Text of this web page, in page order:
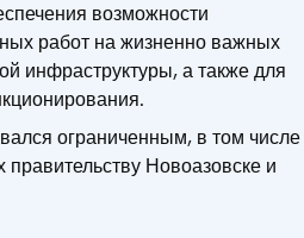
возможности
работ на жизненно важных
инфраструктуры, а также для
ограниченным, в том числе
Новоазовске и